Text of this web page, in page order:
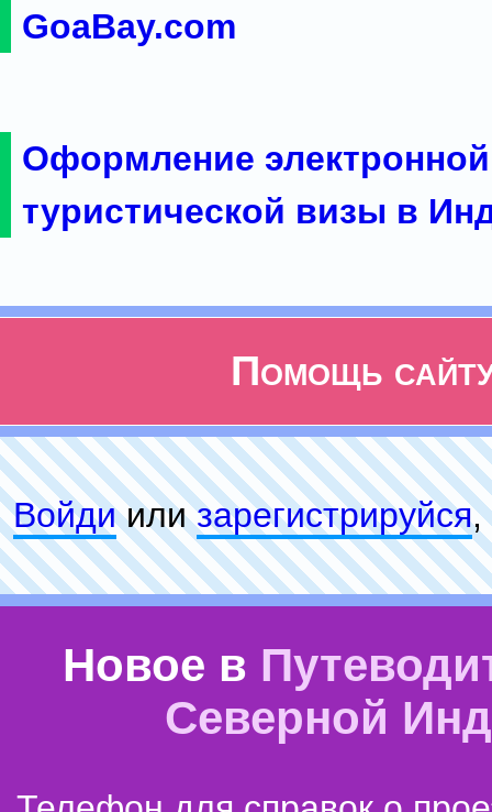
GoaBay.com
Оформление электронной
туристической визы в
Помощь
Войдиилизарeгиcтpируйся,
Новое в
Северной